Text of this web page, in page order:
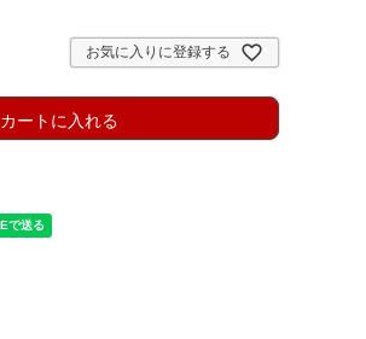
お気に入りに登録する
カートに入れる